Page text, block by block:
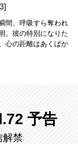
間、呼吸すら奪われ
。彼の特別になりた
心の距離はあくばか
予告
解禁